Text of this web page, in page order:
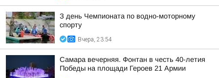
З день Чемпионата по водно-моторному
спорту
Вчера, 23:54
Самара вечерняя. Фонтан в честь 40-летия
Победы на площади Героев 21 Армии